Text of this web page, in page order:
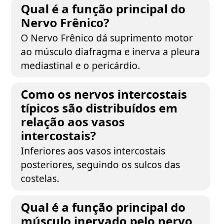
Qual é a função principal do
Nervo Frênico?
O Nervo Frênico dá suprimento motor
ao músculo diafragma e inerva a pleura
mediastinal e o pericárdio.
Como os nervos intercostais
típicos são distribuídos em
relação aos vasos
intercostais?
Inferiores aos vasos intercostais
posteriores, seguindo os sulcos das
costelas.
Qual é a função principal do